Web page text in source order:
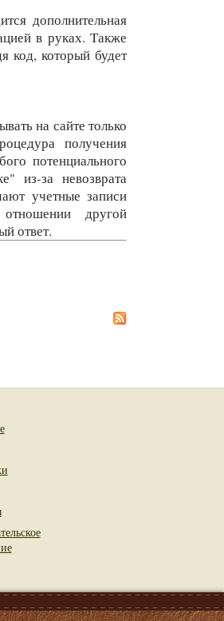
дополнительная
в руках. Также
код, который будет
на сайте только
получения
потенциального
из-за невозврата
учетные записи
другой
ответ.